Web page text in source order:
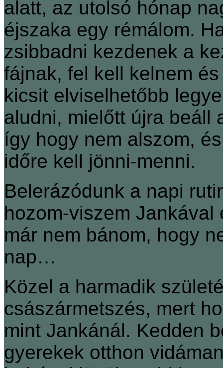
alatt, az utolsó hónap
éjszaka egy rémálom.
zsibbadni kezdenek a
fájnak, fel kell kelnem
kicsit elviselhetőbb
aludni, mielőtt újra
így hogy nem alszom,
időre kell jönni-menni.
Belerázódunk a napi
hozom-viszem
már nem bánom, hogy
nap…
Közel a harmadik
császármetszés, mert
mint Jankánál. Kedden
gyerekek otthon